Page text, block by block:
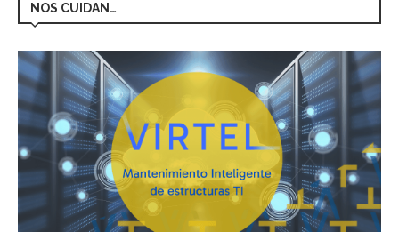
NOS CUIDAN…